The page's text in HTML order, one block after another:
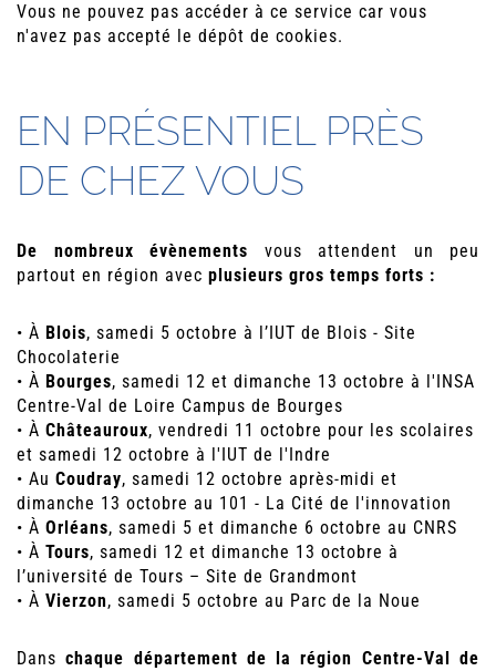
Vous ne pouvez pas accéder à ce service car vous
n'avez pas accepté le dépôt de cookies.
EN PRÉSENTIEL PRÈS
DE CHEZ VOUS
De nombreux évènements vous attendent un peu
partout en région avec plusieurs gros temps forts :
• À Blois, samedi 5 octobre à l’IUT de Blois - Site
Chocolaterie
• À Bourges, samedi 12 et dimanche 13 octobre à l'INSA
Centre-Val de Loire Campus de Bourges
• À Châteauroux, vendredi 11 octobre pour les scolaires
et samedi 12 octobre à l'IUT de l'Indre
• Au Coudray, samedi 12 octobre après-midi et
dimanche 13 octobre au 101 - La Cité de l'innovation
• À Orléans, samedi 5 et dimanche 6 octobre au CNRS
• À Tours, samedi 12 et dimanche 13 octobre à
l’université de Tours – Site de Grandmont
• À Vierzon, samedi 5 octobre au Parc de la Noue
Danschaque département de la région Centre-Val de